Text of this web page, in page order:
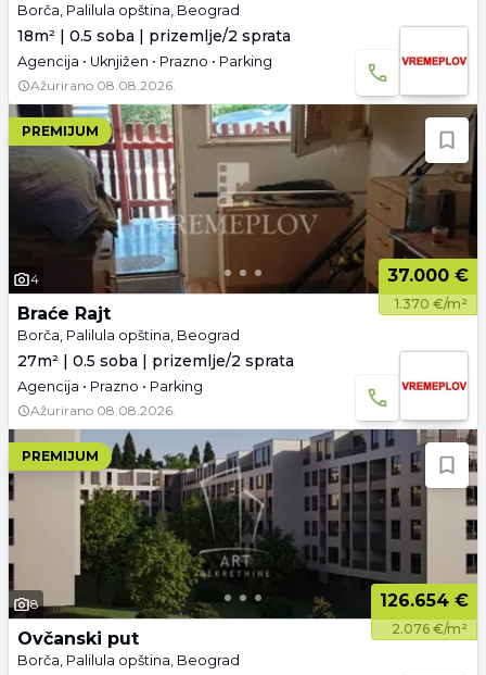
Borča, Palilula opština, Beograd
18m² | 0.5 soba | prizemlje/2 sprata
Agencija • Uknjižen • Prazno • Parking
Ažurirano 08.08.2026.
PREMIJUM
4 37.000 €
1.370 €/m²
Braće Rajt
Borča, Palilula opština, Beograd
27m² | 0.5 soba | prizemlje/2 sprata
Agencija • Prazno • Parking
Ažurirano 08.08.2026.
PREMIJUM
8 126.654 €
2.076 €/m²
Ovčanski put
Borča, Palilula opština, Beograd